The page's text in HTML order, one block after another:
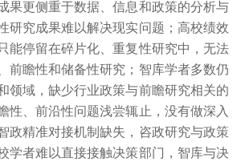
果更侧重于数据、信息和政策的分析与
研究成果难以解决现实问题；高校绩效
能停留在碎片化、重复性研究中，无法
前瞻性和储备性研究；智库学者多数仍
领域，缺少行业政策与前瞻研究相关的
性、前沿性问题浅尝辄止，没有做深入
政精准对接机制缺失，咨政研究与政策
学者难以直接接触决策部门，智库与决